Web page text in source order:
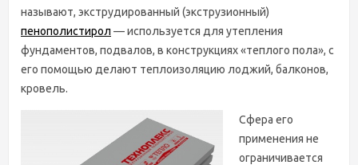
называют, экструдированный (экструзионный)
пенополистирол — используется для утепления
фундаментов, подвалов, в конструкциях «теплого пола», с
его помощью делают теплоизоляцию лоджий, балконов,
кровель.
Сфера его
применения не
ограничивается